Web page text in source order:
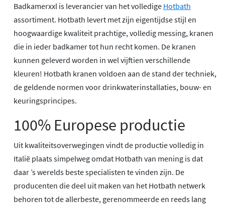
Badkamerxxl is leverancier van het volledige Hotbath
assortiment. Hotbath levert met zijn eigentijdse stijl en
hoogwaardige kwaliteit prachtige, volledig messing, kranen
die in ieder badkamer tot hun recht komen. De kranen
kunnen geleverd worden in wel vijftien verschillende
kleuren! Hotbath kranen voldoen aan de stand der techniek,
de geldende normen voor drinkwaterinstallaties, bouw- en
keuringsprincipes.
100% Europese productie
Uit kwaliteitsoverwegingen vindt de productie volledig in
Italië plaats simpelweg omdat Hotbath van mening is dat
daar ’s werelds beste specialisten te vinden zijn. De
producenten die deel uit maken van het Hotbath netwerk
behoren tot de allerbeste, gerenommeerde en reeds lang